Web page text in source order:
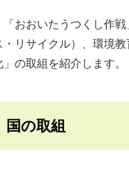
おおいたうつくし作戦
・リサイクル）、環境
」の取組を紹介します。
国の取組